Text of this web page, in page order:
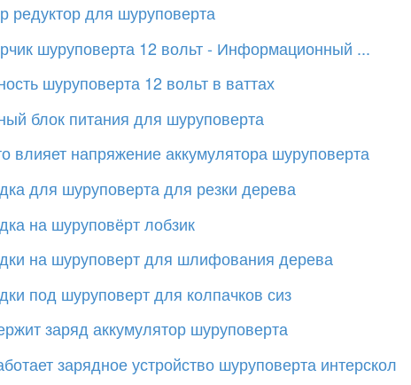
редуктор для шуруповерта
шуруповерта 12 вольт - Информационный ...
шуруповерта 12 вольт в ваттах
блок питания для шуруповерта
влияет напряжение аккумулятора шуруповерта
для шуруповерта для резки дерева
на шуруповёрт лобзик
на шуруповерт для шлифования дерева
под шуруповерт для колпачков сиз
заряд аккумулятор шуруповерта
зарядное устройство шуруповерта интерскол